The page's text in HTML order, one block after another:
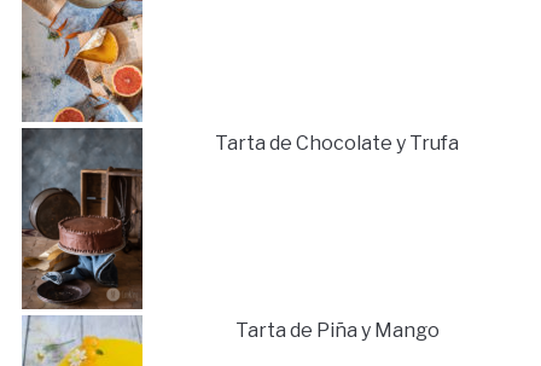
Tarta de Chocolate y Trufa
Tarta de Piña y Mango